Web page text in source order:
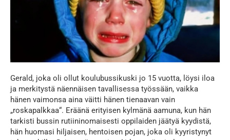
Gerald, joka oli ollut koulubussikuski jo 15 vuotta, löysi iloa
ja merkitystä näennäisen tavallisessa työssään, vaikka
hänen vaimonsa aina väitti hänen tienaavan vain
„roskapalkkaa“. Eräänä erityisen kylmänä aamuna, kun hän
tarkisti bussin rutiininomaisesti oppilaiden jäätyä kyydistä,
hän huomasi hiljaisen, hentoisen pojan, joka oli kyyristynyt